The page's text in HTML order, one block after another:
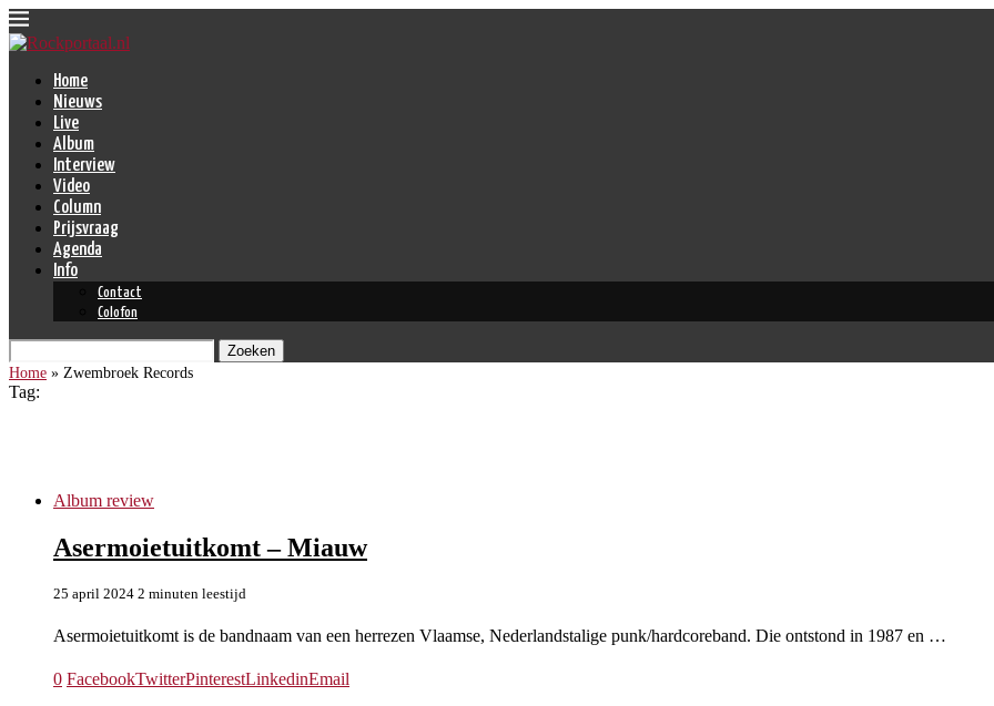
Home
Nieuws
Live
Album
Interview
Video
Column
Prijsvraag
Agenda
Info
Contact
Colofon
Zoeken
Home » Zwembroek Records
Tag:
Album review
Asermoietuitkomt – Miauw
25 april 2024 2 minuten leestijd
Asermoietuitkomt is de bandnaam van een herrezen Vlaamse, Nederlandstalige punk/hardcoreband. Die ontstond in 1987 en …
0 FacebookTwitterPinterestLinkedinEmail